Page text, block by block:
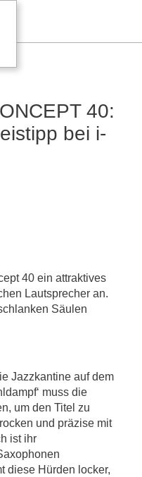
40:
bei i-
40 ein attraktives
Lautsprecher an.
Säulen
Jazzkantine auf dem
muss die
um den Titel zu
und präzise mit
ist ihr
diese Hürden locker,